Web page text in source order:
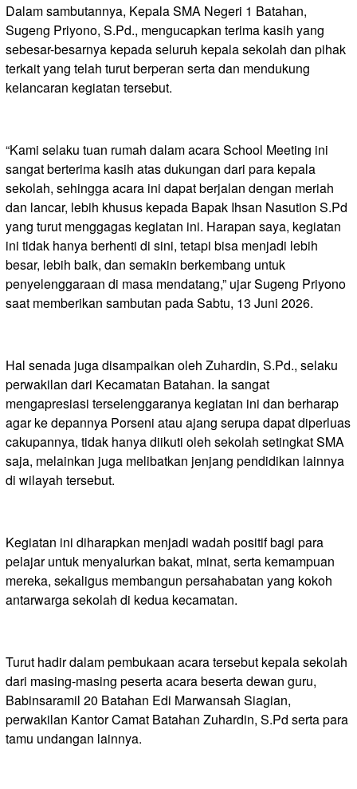
Dalam sambutannya, Kepala SMA Negeri 1 Batahan,
Sugeng Priyono, S.Pd., mengucapkan terima kasih yang
sebesar-besarnya kepada seluruh kepala sekolah dan pihak
terkait yang telah turut berperan serta dan mendukung
kelancaran kegiatan tersebut.
“Kami selaku tuan rumah dalam acara School Meeting ini
sangat berterima kasih atas dukungan dari para kepala
sekolah, sehingga acara ini dapat berjalan dengan meriah
dan lancar, lebih khusus kepada Bapak Ihsan Nasution S.Pd
yang turut menggagas kegiatan ini. Harapan saya, kegiatan
ini tidak hanya berhenti di sini, tetapi bisa menjadi lebih
besar, lebih baik, dan semakin berkembang untuk
penyelenggaraan di masa mendatang,” ujar Sugeng Priyono
saat memberikan sambutan pada Sabtu, 13 Juni 2026.
Hal senada juga disampaikan oleh Zuhardin, S.Pd., selaku
perwakilan dari Kecamatan Batahan. Ia sangat
mengapresiasi terselenggaranya kegiatan ini dan berharap
agar ke depannya Porseni atau ajang serupa dapat diperluas
cakupannya, tidak hanya diikuti oleh sekolah setingkat SMA
saja, melainkan juga melibatkan jenjang pendidikan lainnya
di wilayah tersebut.
Kegiatan ini diharapkan menjadi wadah positif bagi para
pelajar untuk menyalurkan bakat, minat, serta kemampuan
mereka, sekaligus membangun persahabatan yang kokoh
antarwarga sekolah di kedua kecamatan.
Turut hadir dalam pembukaan acara tersebut kepala sekolah
dari masing-masing peserta acara beserta dewan guru,
Babinsaramil 20 Batahan Edi Marwansah Siagian,
perwakilan Kantor Camat Batahan Zuhardin, S.Pd serta para
tamu undangan lainnya.